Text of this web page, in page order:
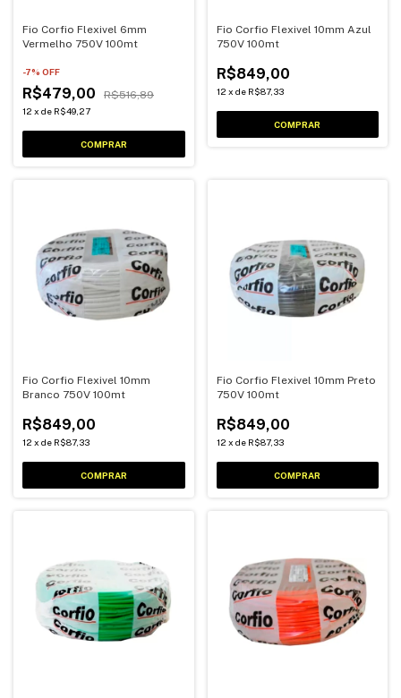
Fio Corfio Flexivel 6mm
Vermelho 750V 100mt
-7% OFF
R$479,00 R$516,89
12 x de R$49,27
Fio Corfio Flexivel 10mm Azul
750V 100mt
R$849,00
12 x de R$87,33
Fio Corfio Flexivel 10mm
Branco 750V 100mt
R$849,00
12 x de R$87,33
Fio Corfio Flexivel 10mm Preto
750V 100mt
R$849,00
12 x de R$87,33